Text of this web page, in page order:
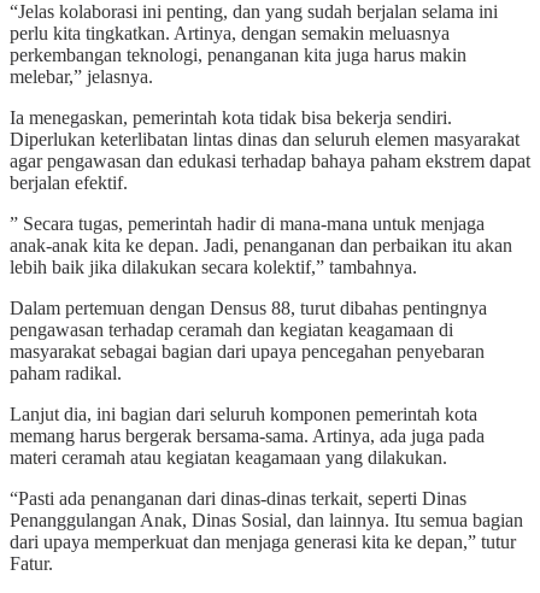
“Jelas kolaborasi ini penting, dan yang sudah berjalan selama ini
perlu kita tingkatkan. Artinya, dengan semakin meluasnya
perkembangan teknologi, penanganan kita juga harus makin
melebar,” jelasnya.
Ia menegaskan, pemerintah kota tidak bisa bekerja sendiri.
Diperlukan keterlibatan lintas dinas dan seluruh elemen masyarakat
agar pengawasan dan edukasi terhadap bahaya paham ekstrem dapat
berjalan efektif.
” Secara tugas, pemerintah hadir di mana-mana untuk menjaga
anak-anak kita ke depan. Jadi, penanganan dan perbaikan itu akan
lebih baik jika dilakukan secara kolektif,” tambahnya.
Dalam pertemuan dengan Densus 88, turut dibahas pentingnya
pengawasan terhadap ceramah dan kegiatan keagamaan di
masyarakat sebagai bagian dari upaya pencegahan penyebaran
paham radikal.
Lanjut dia, ini bagian dari seluruh komponen pemerintah kota
memang harus bergerak bersama-sama. Artinya, ada juga pada
materi ceramah atau kegiatan keagamaan yang dilakukan.
“Pasti ada penanganan dari dinas-dinas terkait, seperti Dinas
Penanggulangan Anak, Dinas Sosial, dan lainnya. Itu semua bagian
dari upaya memperkuat dan menjaga generasi kita ke depan,” tutur
Fatur.